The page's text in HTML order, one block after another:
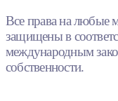
Все права на любые
защищены в
международным
собственности.